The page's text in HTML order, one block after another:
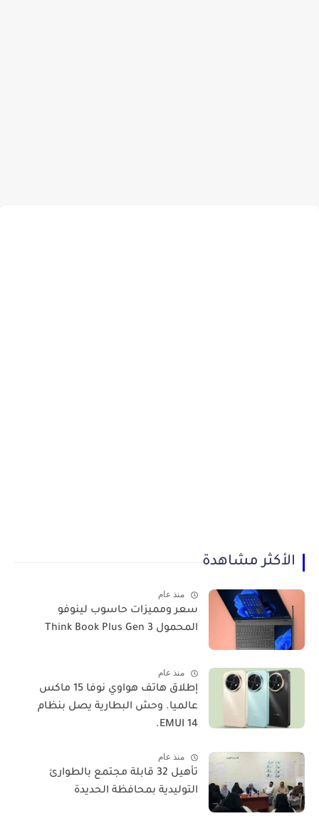
الأكثر مشاهدة
منذ عام
سعر ومميزات حاسوب لينوفو
المحمول Think Book Plus Gen 3
منذ عام
​إطلاق هاتف هواوي نوفا 15 ماكس
عالميا. وحش البطارية يصل بنظام
EMUI 14.
منذ عام
تأهيل 32 قابلة مجتمع بالطوارئ
التوليدية بمحافظة الحديدة